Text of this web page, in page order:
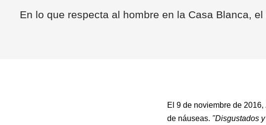
En lo que respecta al hombre en la Casa Blanca,
El 9 de noviembre de 2016,
de náuseas. "Disgustados